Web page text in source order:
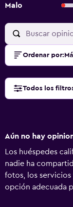
Malo
Ordenar por:
Todos los
Aún no hay
Los huéspedes
nadie ha
fotos, los servicios
opción adecuada